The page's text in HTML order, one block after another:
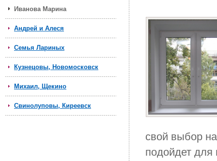
Иванова Марина
Андрей и Алеся
Семья Лариных
Кузнецовы, Новомосковск
Михаил, Щекино
Свинолуповы, Киреевск
свой выбор
подойдет для